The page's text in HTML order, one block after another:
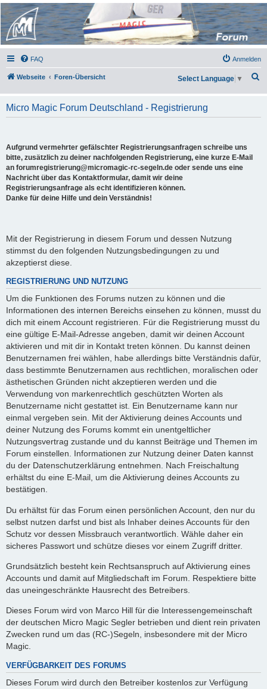
Micro Magic Forum
Deutschland
FAQ Anmelden
Webseite Foren-Übersicht
h
Select Language ▼
Micro Magic Forum Deutschland - Registrierung
Aufgrund vermehrter gefälschter Registrierungsanfragen schreibe uns
bitte, zusätzlich zu deiner nachfolgenden Registrierung, eine kurze E-Mail
an forumregistrierung@micromagic-rc-segeln.de oder sende uns eine
Nachricht über das Kontaktformular, damit wir deine
Registrierungsanfrage als echt identifizieren können.
Danke für deine Hilfe und dein Verständnis!
Mit der Registrierung in diesem Forum und dessen Nutzung
stimmst du den folgenden Nutzungsbedingungen zu und
akzeptierst diese.
REGISTRIERUNG UND NUTZUNG
Um die Funktionen des Forums nutzen zu können und die
Informationen des internen Bereichs einsehen zu können, musst du
dich mit einem Account registrieren. Für die Registrierung musst du
eine gültige E-Mail-Adresse angeben, damit wir deinen Account
aktivieren und mit dir in Kontakt treten können. Du kannst deinen
Benutzernamen frei wählen, habe allerdings bitte Verständnis dafür,
dass bestimmte Benutzernamen aus rechtlichen, moralischen oder
ästhetischen Gründen nicht akzeptieren werden und die
Verwendung von markenrechtlich geschützten Worten als
Benutzername nicht gestattet ist. Ein Benutzername kann nur
einmal vergeben sein. Mit der Aktivierung deines Accounts und
deiner Nutzung des Forums kommt ein unentgeltlicher
Nutzungsvertrag zustande und du kannst Beiträge und Themen im
Forum einstellen. Informationen zur Nutzung deiner Daten kannst
du der Datenschutzerklärung entnehmen. Nach Freischaltung
erhältst du eine E-Mail, um die Aktivierung deines Accounts zu
bestätigen.
Du erhältst für das Forum einen persönlichen Account, den nur du
selbst nutzen darfst und bist als Inhaber deines Accounts für den
Schutz vor dessen Missbrauch verantwortlich. Wähle daher ein
sicheres Passwort und schütze dieses vor einem Zugriff dritter.
Grundsätzlich besteht kein Rechtsanspruch auf Aktivierung eines
Accounts und damit auf Mitgliedschaft im Forum. Respektiere bitte
das uneingeschränkte Hausrecht des Betreibers.
Dieses Forum wird von Marco Hill für die Interessengemeinschaft
der deutschen Micro Magic Segler betrieben und dient rein privaten
Zwecken rund um das (RC-)Segeln, insbesondere mit der Micro
Magic.
VERFÜGBARKEIT DES FORUMS
Dieses Forum wird durch den Betreiber kostenlos zur Verfügung